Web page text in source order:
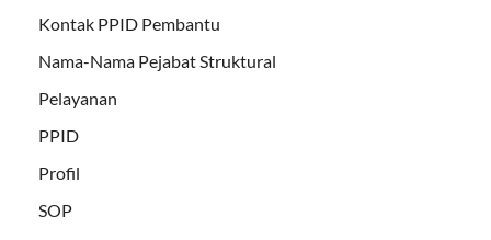
Kontak PPID Pembantu
Nama-Nama Pejabat Struktural
Pelayanan
PPID
Profil
SOP